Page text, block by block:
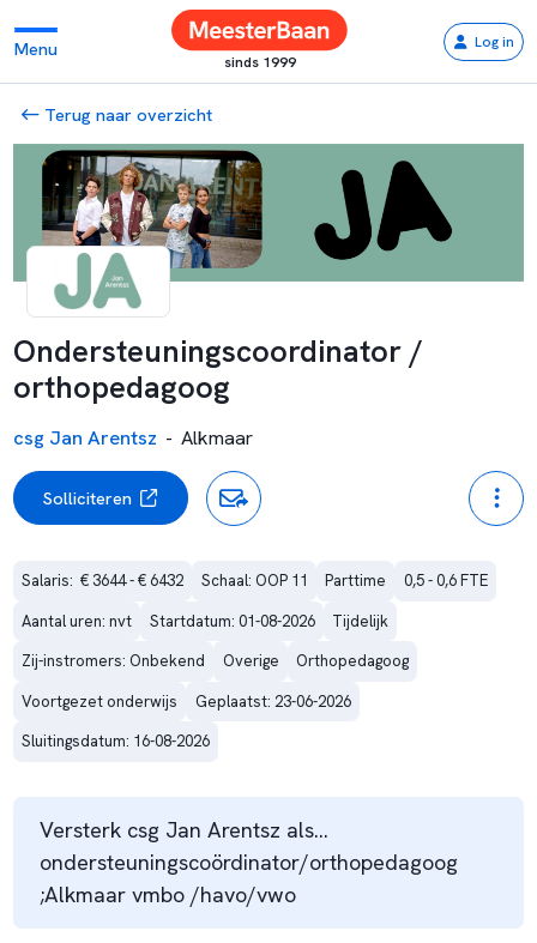
Menu
sinds 1999
Log in
Terug naar overzicht
Ondersteuningscoordinator /
orthopedagoog
csg Jan Arentsz - Alkmaar
Solliciteren
Salaris:  € 3644 - € 6432 Schaal: OOP 11 Parttime
0,5 - 0,6 FTE
Aantal uren: nvt
Startdatum: 01-08-2026
Tijdelijk
Zij-instromers: Onbekend
Overige
Orthopedagoog
Voortgezet onderwijs
Geplaatst: 23-06-2026
Sluitingsdatum: 16-08-2026
Versterk csg Jan Arentsz als…
ondersteuningscoördinator/orthopedagoog
;Alkmaar vmbo /havo/vwo